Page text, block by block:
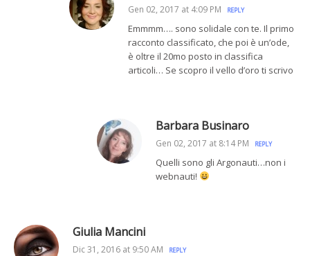
Gen 02, 2017 at 4:09 PM REPLY
Emmmm…. sono solidale con te. Il primo
racconto classificato, che poi è un’ode,
è oltre il 20mo posto in classifica
articoli… Se scopro il vello d’oro ti scrivo
Barbara Businaro
Gen 02, 2017 at 8:14 PM REPLY
Quelli sono gli Argonauti…non i
webnauti!
Giulia Mancini
Dic 31, 2016 at 9:50 AM REPLY